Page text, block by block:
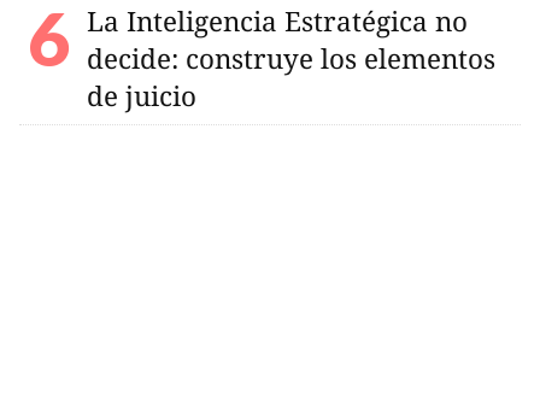
La Inteligencia Estratégica no
decide: construye los elementos
de juicio